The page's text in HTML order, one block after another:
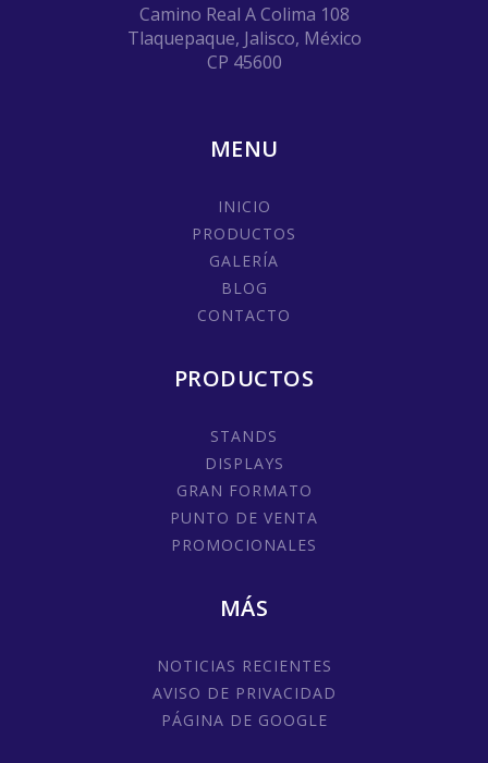
Camino Real A Colima 108
Tlaquepaque, Jalisco, México
CP 45600
MENU
INICIO
PRODUCTOS
GALERÍA
BLOG
CONTACTO
PRODUCTOS
STANDS
DISPLAYS
GRAN FORMATO
PUNTO DE VENTA
PROMOCIONALES
MÁS
NOTICIAS RECIENTES
AVISO DE PRIVACIDAD
PÁGINA DE GOOGLE